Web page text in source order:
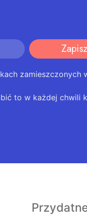
to w każdej chwili